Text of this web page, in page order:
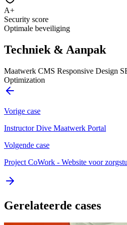
A+
Security score
Optimale beveiliging
Techniek & Aanpak
Maatwerk CMS Responsive Design
Optimization
Vorige case
Instructor Dive Maatwerk Portal
Volgende case
Project CoWork - Website voor
Gerelateerde cases